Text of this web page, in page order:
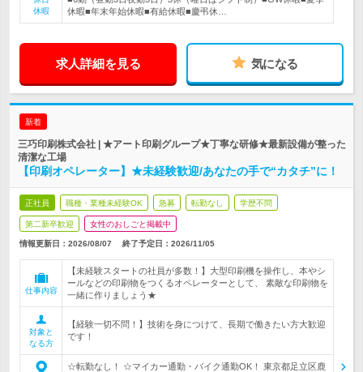
休暇
休暇■年末年始休暇■有給休暇■慶弔休…
求人詳細を見る 気になる
新着
三巧印刷株式会社 | ★アート印刷グループ★丁寧な研修★最新設備が整った
清潔な工場
【印刷オペレーター】★未経験歓迎/あなたの手で“カタチ”に！
正社員 職種・業種未経験OK 急募 転勤なし 学歴不問
第二新卒歓迎 女性のおしごと掲載中
情報更新日：2026/08/07 終了予定日： 2026/11/05
仕事内容
【未経験スタートの社員が多数！】大型印刷機を操作し、本やシ
ールなどの印刷物をつくるオペレーターとして、 素敵な印刷物を
一緒に作りましょう★
対象と
なる方
【経験一切不問！】技術を身につけて、長期で働きたい方大歓迎
です！
☆転勤なし！ ☆マイカー通勤・バイク通勤OK！ 東京都足立区鹿